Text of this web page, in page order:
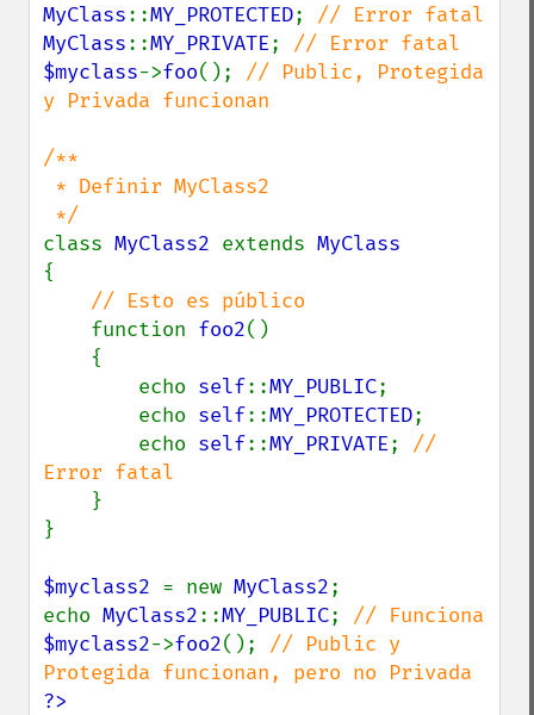
MyClass::MY_PROTECTED;
MyClass::MY_PRIVATE;
$myclass->foo(); // Public, Protegida
y Privada funcionan
/**
class MyClass2 extends
{
// Esto es público
function foo2()
        echo
self::MY_PUBLIC;
        echo
self::MY_PROTECTED;
        echo
self::MY_PRIVATE; //
Error fatal
}
}
$myclass2 = new MyClass2;
echo MyClass2::MY_PUBLIC;
$myclass2->foo2(); // Public y
?>